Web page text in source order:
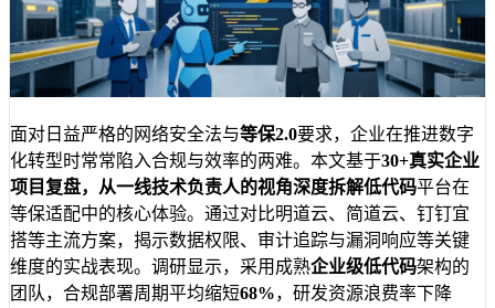
面对日益严格的网络安全法与等保2.0要求，企业在推进数字
化转型时常常陷入合规与效率的两难。本文基于30+真实企业
项目复盘，从一线技术负责人的视角深度拆解低代码平台在
等保适配中的核心体验。通过对比明道云、简道云、钉钉宜
搭等主流方案，揭示数据权限、审计追踪与漏洞响应等关键
维度的实战表现。调研显示，采用成熟企业级低代码架构的
团队，合规部署周期平均缩短68%，研发资源浪费率下降